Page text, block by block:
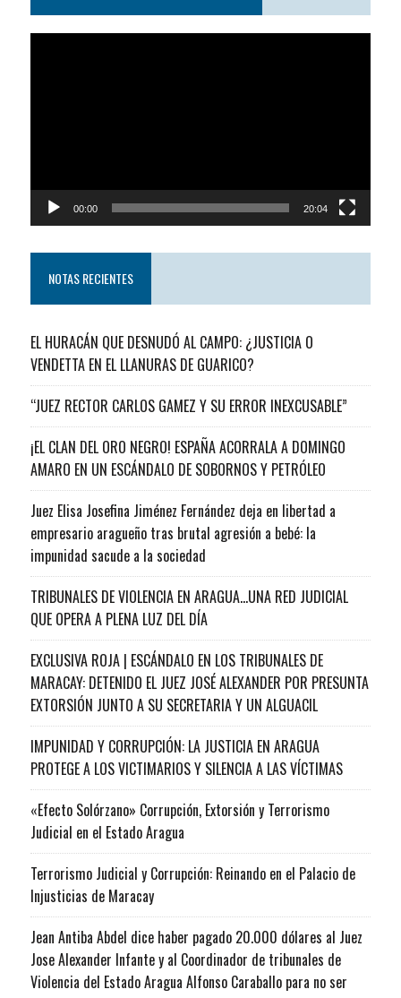
00:00 20:04
NOTAS RECIENTES
EL HURACÁN QUE DESNUDÓ AL CAMPO: ¿JUSTICIA O
VENDETTA EN EL LLANURAS DE GUARICO?
“JUEZ RECTOR CARLOS GAMEZ Y SU ERROR INEXCUSABLE”
¡EL CLAN DEL ORO NEGRO! ESPAÑA ACORRALA A DOMINGO
AMARO EN UN ESCÁNDALO DE SOBORNOS Y PETRÓLEO
Juez Elisa Josefina Jiménez Fernández deja en libertad a
empresario aragueño tras brutal agresión a bebé: la
impunidad sacude a la sociedad
TRIBUNALES DE VIOLENCIA EN ARAGUA…UNA RED JUDICIAL
QUE OPERA A PLENA LUZ DEL DÍA
EXCLUSIVA ROJA | ESCÁNDALO EN LOS TRIBUNALES DE
MARACAY: DETENIDO EL JUEZ JOSÉ ALEXANDER POR PRESUNTA
EXTORSIÓN JUNTO A SU SECRETARIA Y UN ALGUACIL
IMPUNIDAD Y CORRUPCIÓN: LA JUSTICIA EN ARAGUA
PROTEGE A LOS VICTIMARIOS Y SILENCIA A LAS VÍCTIMAS
«Efecto Solórzano» Corrupción, Extorsión y Terrorismo
Judicial en el Estado Aragua
Terrorismo Judicial y Corrupción: Reinando en el Palacio de
Injusticias de Maracay
Jean Antiba Abdel dice haber pagado 20.000 dólares al Juez
Jose Alexander Infante y al Coordinador de tribunales de
Violencia del Estado Aragua Alfonso Caraballo para no ser